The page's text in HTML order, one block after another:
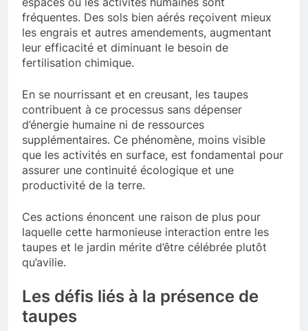
fréquentes. Des sols bien aérés reçoivent mieux
les engrais et autres amendements, augmentant
leur efficacité et diminuant le besoin de
fertilisation chimique.
En se nourrissant et en creusant, les taupes
contribuent à ce processus sans dépenser
d’énergie humaine ni de ressources
supplémentaires. Ce phénomène, moins visible
que les activités en surface, est fondamental pour
assurer une continuité écologique et une
productivité de la terre.
Ces actions énoncent une raison de plus pour
laquelle cette harmonieuse interaction entre les
taupes et le jardin mérite d’être célébrée plutôt
qu’avilie.
Les défis liés à la présence de
taupes